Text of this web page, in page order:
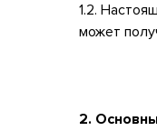
1.2.
может
2.